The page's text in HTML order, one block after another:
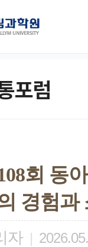
포럼
회 동
경험과
자 |